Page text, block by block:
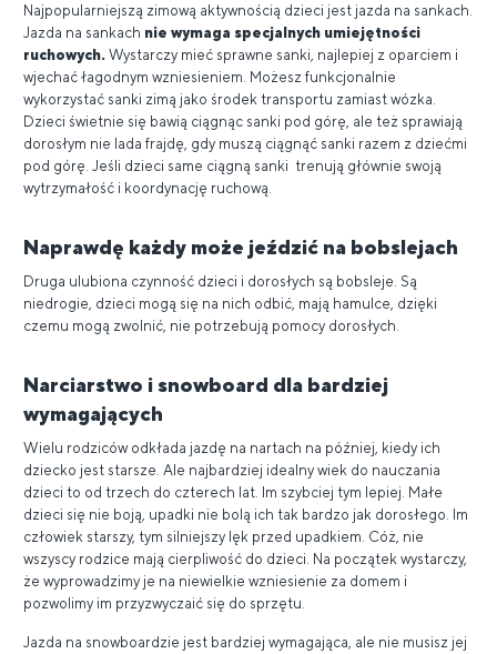
Najpopularniejszą zimową aktywnością dzieci jest jazda na sankach.
Jazda na sankach nie wymaga specjalnych umiejętności
ruchowych. Wystarczy mieć sprawne sanki, najlepiej z oparciem i
wjechać łagodnym wzniesieniem. Możesz funkcjonalnie
wykorzystać sanki zimą jako środek transportu zamiast wózka.
Dzieci świetnie się bawią ciągnąc sanki pod górę, ale też sprawiają
dorosłym nie lada frajdę, gdy muszą ciągnąć sanki razem z dziećmi
pod górę. Jeśli dzieci same ciągną sanki trenują głównie swoją
wytrzymałość i koordynację ruchową.
Naprawdę każdy może jeździć na bobslejach
Druga ulubiona czynność dzieci i dorosłych są bobsleje. Są
niedrogie, dzieci mogą się na nich odbić, mają hamulce, dzięki
czemu mogą zwolnić, nie potrzebują pomocy dorosłych.
Narciarstwo i snowboard dla bardziej
wymagających
Wielu rodziców odkłada jazdę na nartach na później, kiedy ich
dziecko jest starsze. Ale najbardziej idealny wiek do nauczania
dzieci to od trzech do czterech lat. Im szybciej tym lepiej. Małe
dzieci się nie boją, upadki nie bolą ich tak bardzo jak dorosłego. Im
człowiek starszy, tym silniejszy lęk przed upadkiem. Cóż, nie
wszyscy rodzice mają cierpliwość do dzieci. Na początek wystarczy,
że wyprowadzimy je na niewielkie wzniesienie za domem i
pozwolimy im przyzwyczaić się do sprzętu.
Jazda na snowboardzie jest bardziej wymagająca, ale nie musisz jej